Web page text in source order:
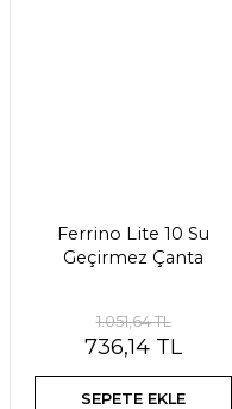
Ferrino Lite 10 Su
Geçirmez Çanta
1.051,64 TL
736,14 TL
SEPETE EKLE